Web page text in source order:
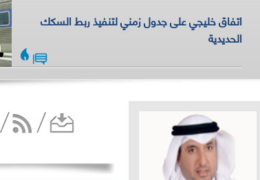
اتفاق خليجي على جدول زمني لتنفيذ ربط السكك
الحديدية
|